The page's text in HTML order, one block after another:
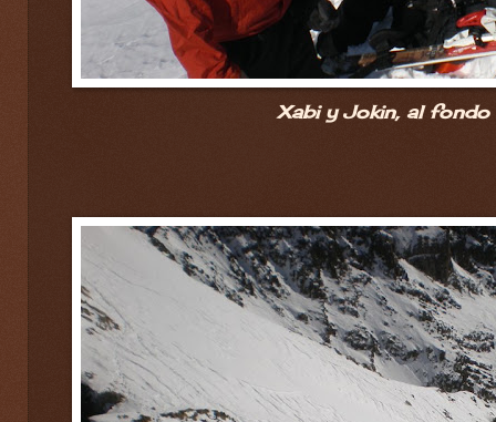
Xabi y Jokin, al fondo